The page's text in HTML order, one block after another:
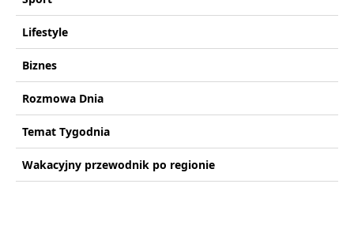
Lifestyle
Biznes
Rozmowa Dnia
Temat Tygodnia
Wakacyjny przewodnik po regionie